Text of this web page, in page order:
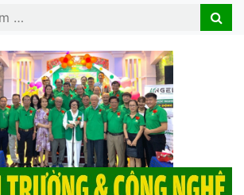
Search